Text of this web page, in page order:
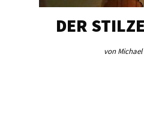
DER
von Michael